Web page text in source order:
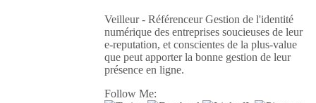
Veilleur - Référenceur Gestion de l'identité
numérique des entreprises soucieuses de leur
e-reputation, et conscientes de la plus-value
que peut apporter la bonne gestion de leur
présence en ligne.
Follow Me: